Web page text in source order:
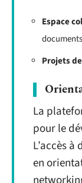
Espace
documents
Projets
La
pour le
L’accès à
en